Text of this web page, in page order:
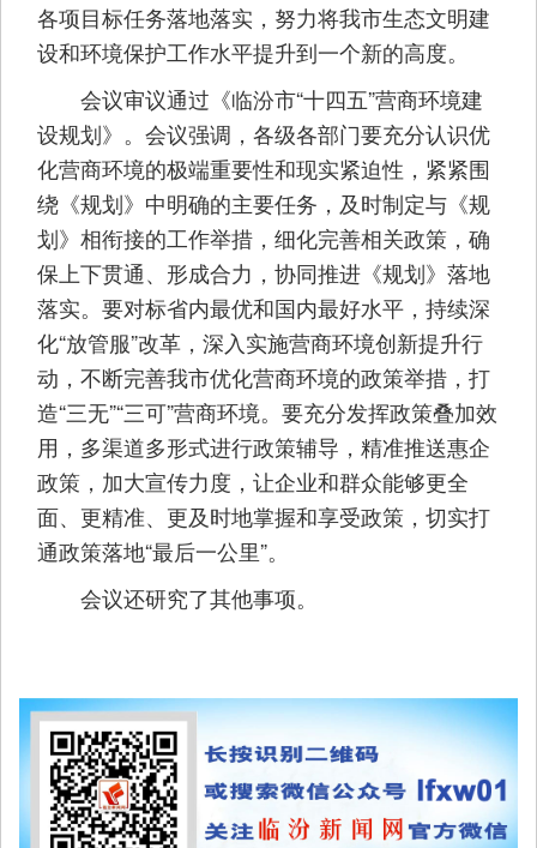
各项目标任务落地落实，努力将我市生态文明建
设和环境保护工作水平提升到一个新的高度。
会议审议通过《临汾市“十四五”营商环境建
设规划》。会议强调，各级各部门要充分认识优
化营商环境的极端重要性和现实紧迫性，紧紧围
绕《规划》中明确的主要任务，及时制定与《规
划》相衔接的工作举措，细化完善相关政策，确
保上下贯通、形成合力，协同推进《规划》落地
落实。要对标省内最优和国内最好水平，持续深
化“放管服”改革，深入实施营商环境创新提升行
动，不断完善我市优化营商环境的政策举措，打
造“三无”“三可”营商环境。要充分发挥政策叠加效
用，多渠道多形式进行政策辅导，精准推送惠企
政策，加大宣传力度，让企业和群众能够更全
面、更精准、更及时地掌握和享受政策，切实打
通政策落地“最后一公里”。
会议还研究了其他事项。